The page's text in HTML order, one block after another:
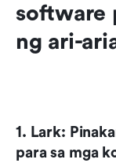
software
ng ari-
1. Lark:
para sa mga